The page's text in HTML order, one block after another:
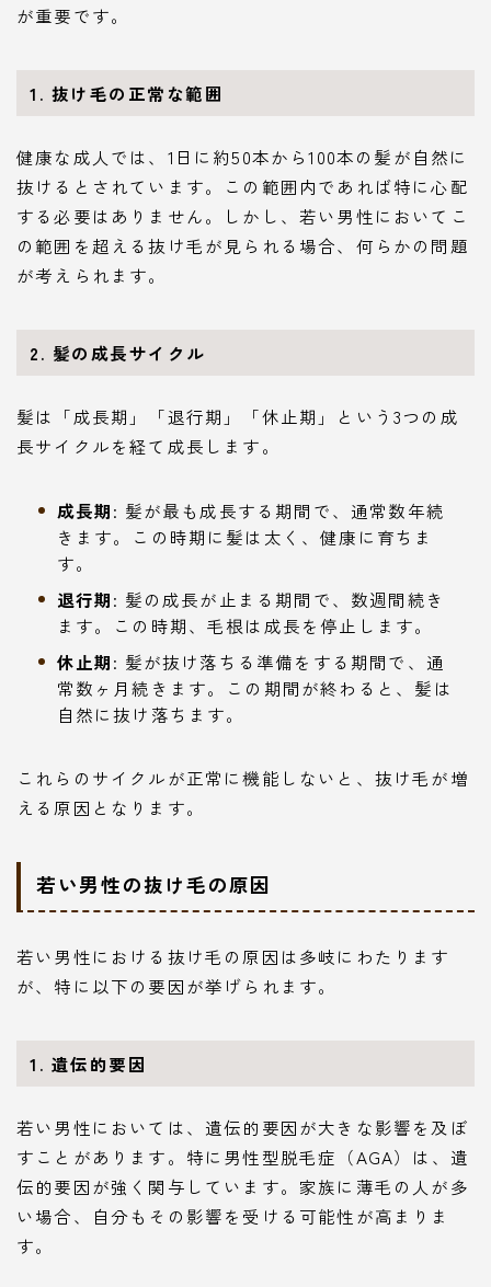
が重要です。
1. 抜け毛の正常な範囲
健康な成人では、1日に約50本から100本の髪が自然に
抜けるとされています。この範囲内であれば特に心配
する必要はありません。しかし、若い男性においてこ
の範囲を超える抜け毛が見られる場合、何らかの問題
が考えられます。
2. 髪の成長サイクル
髪は「成長期」「退行期」「休止期」という3つの成
長サイクルを経て成長します。
成長期: 髪が最も成長する期間で、通常数年続
きます。この時期に髪は太く、健康に育ちま
す。
退行期: 髪の成長が止まる期間で、数週間続き
ます。この時期、毛根は成長を停止します。
休止期: 髪が抜け落ちる準備をする期間で、通
常数ヶ月続きます。この期間が終わると、髪は
自然に抜け落ちます。
これらのサイクルが正常に機能しないと、抜け毛が増
える原因となります。
若い男性の抜け毛の原因
若い男性における抜け毛の原因は多岐にわたります
が、特に以下の要因が挙げられます。
1. 遺伝的要因
若い男性においては、遺伝的要因が大きな影響を及ぼ
すことがあります。特に男性型脱毛症（AGA）は、遺
伝的要因が強く関与しています。家族に薄毛の人が多
い場合、自分もその影響を受ける可能性が高まりま
す。